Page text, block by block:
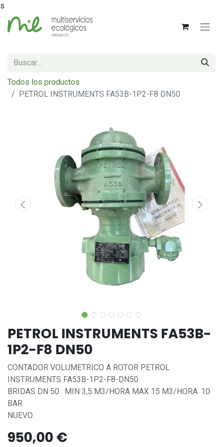
s
Todos los productos
PETROL INSTRUMENTS FA53B-1P2-F8 DN50
PETROL INSTRUMENTS FA53B-
1P2-F8 DN50
CONTADOR VOLUMETRICO A ROTOR PETROL
INSTRUMENTS FA53B-1P2-F8-DN50
BRIDAS DN 50 . MIN 3,5 M3/HORA MAX 15 M3/HORA. 10
BAR
NUEVO
950,00 €